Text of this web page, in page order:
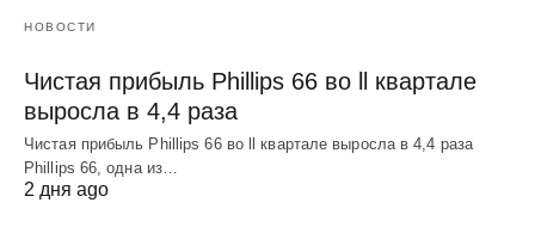
НОВОСТИ
Чистая прибыль Phillips 66 во ll квартале
выросла в 4,4 раза
Чистая прибыль Phillips 66 во ll квартале выросла в 4,4 раза
Phillips 66, одна из…
2 дня ago